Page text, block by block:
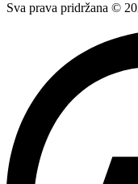
Sva prava pridržana ©